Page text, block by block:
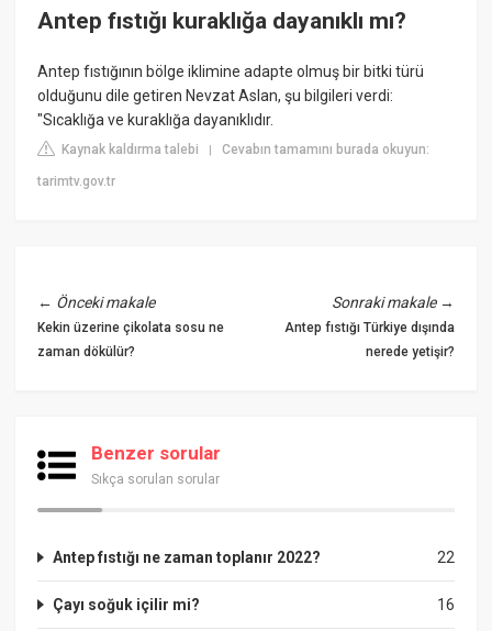
Antep fıstığı kuraklığa dayanıklı mı?
Antep fıstığının bölge iklimine adapte olmuş bir bitki türü
olduğunu dile getiren Nevzat Aslan, şu bilgileri verdi:
"Sıcaklığa ve kuraklığa dayanıklıdır.
Kaynak kaldırma talebi |Cevabın tamamını burada okuyun:
tarimtv.gov.tr
← Önceki makale
Kekin üzerine çikolata sosu ne
zaman dökülür?
Sonraki makale→
Antep fıstığı Türkiye dışında
nerede yetişir?
Benzer sorular
Sıkça sorulan sorular
22
Antep fıstığı ne zaman toplanır 2022?
16
Çayı soğuk içilir mi?